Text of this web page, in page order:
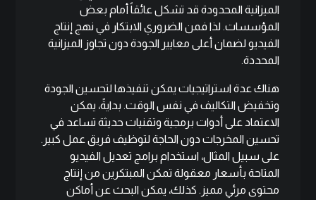
الميزانية المحدودة قد تشكل عائقاً أمام بعض
المؤسسات. لذا فمن الضروري الابتكار في نهج إنتاج
الفيديو لضمان أعلى معايير الجودة دون تجاوز الميزانية
المحددة.
هناك عدة استراتيجيات يمكن تنفيذها لتحسين الجودة
وتخفيض التكاليف في نفس الوقت. بدايةً، يمكن
الاعتماد على أدوات برمجية وتقنيات حديثة تساعد في
تحسين المخرجات دون الحاجة لتوظيف فريق عمل كبير.
على سبيل المثال، استخدام برامج تعديل الفيديو
المتاحة بأسعار معقولة تمكن المبتكرين من إنتاج
محتوى مرئي مميز. كذلك، يمكن البحث عن أماكن